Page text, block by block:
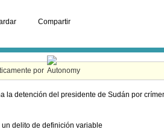
Compartir
por
la detención del presidente de Sudán por
un delito de definición variable